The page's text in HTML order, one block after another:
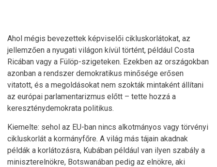
Ahol mégis bevezettek képviselői cikluskorlátokat, az
jellemzően a nyugati világon kívül történt, például Costa
Ricában vagy a Fülöp-szigeteken. Ezekben az országokban
azonban a rendszer demokratikus minősége erősen
vitatott, és a megoldásokat nem szokták mintaként állítani
az európai parlamentarizmus előtt – tette hozzá a
kereszténydemokrata politikus.
Kiemelte: sehol az EU-ban nincs alkotmányos vagy törvényi
cikluskorlát a kormányfőre. A világ más tájain akadnak
példák a korlátozásra, Kubában például van ilyen szabály a
miniszterelnökre, Botswanában pedig az elnökre, aki